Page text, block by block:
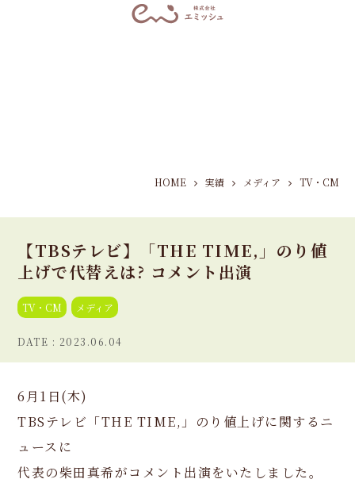
HOME 実績 メディア TV・CM
【TBSテレビ】「THE TIME,」のり値
上げで代替えは? コメント出演
TV・CM メディア
2023.06.04
6月1日(木)
TBSテレビ「THE TIME,」のり値上げに関するニ
ュースに
代表の柴田真希がコメント出演をいたしました。